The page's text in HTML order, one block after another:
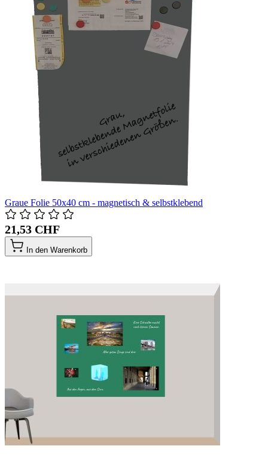
Graue Folie 50x40 cm - magnetisch & selbstklebend
21,53 CHF
In den Warenkorb